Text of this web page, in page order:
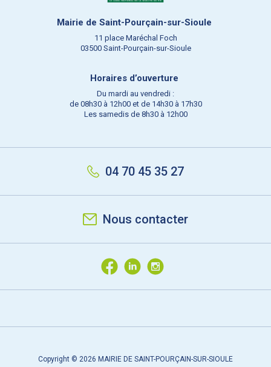
Mairie de Saint-Pourçain-sur-Sioule
11 place Maréchal Foch
03500 Saint-Pourçain-sur-Sioule
Horaires d’ouverture
Du mardi au vendredi :
de 08h30 à 12h00 et de 14h30 à 17h30
Les samedis de 8h30 à 12h00
04 70 45 35 27
Nous contacter
Copyright © 2026 MAIRIE DE SAINT-POURÇAIN-SUR-SIOULE